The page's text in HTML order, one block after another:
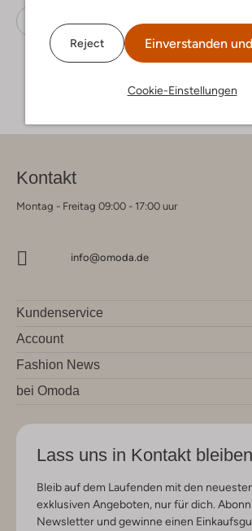
Reject Einverstanden
Cookie-Einstellungen
Zehentrenner Ipanema
Kontakt
Montag - Freitag 09:00 - 17:00 uur
info@omoda.de
Kundenservice
Account
Fashion News
bei Omoda
Lass uns in Kontakt bleiben
Bleib auf dem Laufenden mit den
exklusiven Angeboten, nur für dich.
Newsletter und gewinne einen